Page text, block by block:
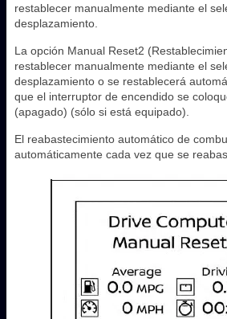
restablecer manualmente mediante el
desplazamiento.
La opción Manual Reset2
restablecer manualmente mediante el
desplazamiento o se restablecerá
que el interruptor de encendido se
(apagado) (sólo si está equipado).
El reabastecimiento automático de
automáticamente cada vez que se